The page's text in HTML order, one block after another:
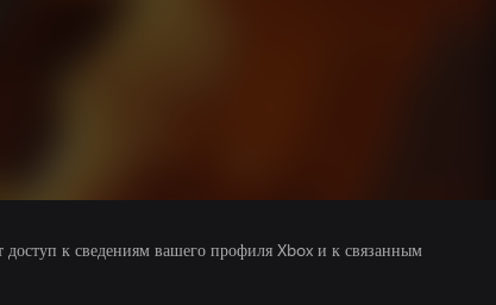
к сведениям вашего профиля Xbox и к связанным